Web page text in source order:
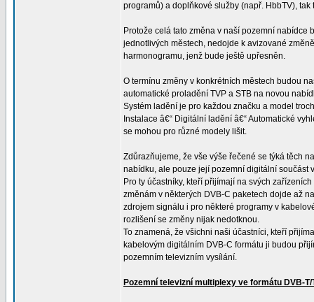
programů) a doplňkové služby (např. HbbTV),
Protože celá tato změna v naší pozemní
jednotlivých městech, nedojde k avizované
harmonogramu, jenž bude ještě upřesněn.
O termínu změny v konkrétních městech budou
automatické proladění TVP a STB na novou
Systém ladění je pro každou značku a model
Instalace â€“ Digitální ladění â€“ Automatické
se mohou pro různé modely lišit.
Zdůrazňujeme, že vše výše řečené se týká těch
nabídku, ale pouze její pozemní digitální součást
Pro ty účastníky, kteří přijímají na svých
změnám v některých DVB-C paketech dojde až
zdrojem signálu i pro některé programy v
rozlišení se změny nijak nedotknou.
To znamená, že všichni naši účastníci, kteří
kabelovým digitálním DVB-C formátu ji budou
pozemním televizním vysílání.
Pozemní televizní multiplexy ve formátu DVB-